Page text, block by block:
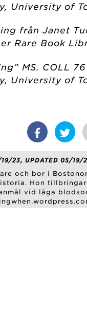
University of
från Janet
Rare Book
MS. COLL
University of
19/23, UPDATED 05/19/
och bor i
Hon
vid låga